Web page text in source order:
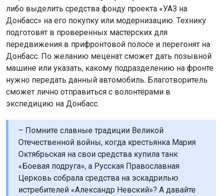
либо выделить средства фонду проекта «УАЗ на
Донбасс» на его покупку или модернизацию. Технику
подготовят в проверенных мастерских для
передвижения в прифронтовой полосе и перегонят на
Донбасс. По желанию меценат сможет дать позывной
машине или указать, какому подразделению на фронте
нужно передать данный автомобиль. Благотворитель
сможет лично отправиться с волонтёрами в
экспедицию на Донбасс.
– Помните славные традиции Великой
Отечественной войны, когда крестьянка Мария
Октябрьская на свои средства купила танк
«Боевая подруга», а Русская Православная
Церковь собрала средства на эскадрилью
истребителей «Александр Невский»? А давайте